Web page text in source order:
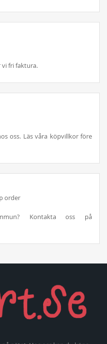
vi fri faktura.
oss. Läs våra köpvillkor före
order
Kontakta oss på